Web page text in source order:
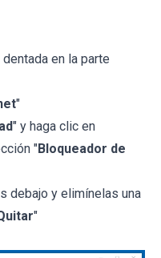
en la parte
"
" y haga clic en
"Bloqueador de
debajo y elimínelas una
"